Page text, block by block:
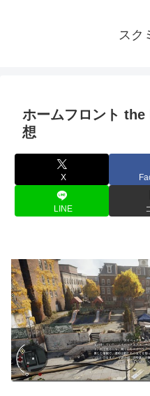
スク
ホームフロント
想
X
LINE